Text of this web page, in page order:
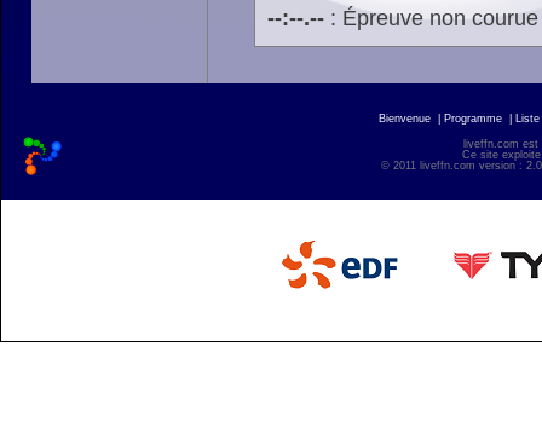
--:--.--: Épreuve non
Bienvenue Programme
liveffn.com est
Ce site
© 2011 liveffn.com version :